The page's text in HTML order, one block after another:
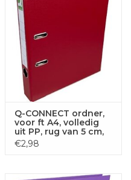
Q-CONNECT ordner,
voor ft A4, volledig
uit PP, rug van 5 cm,
bordeaux
€2,98